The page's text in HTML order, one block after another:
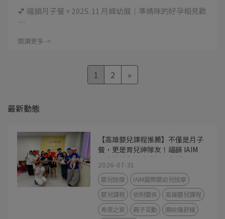
💕 福韻月子餐 × 2025. 11 月婦幼展｜準媽咪的好孕相見歡
⋯
閱讀更多 ->
1 2 »
最新動態
【高雄嬰兒課程推薦】不僅是月子
餐，更是育兒神隊友！福韻 IAIM
國際嬰幼兒按摩講師親自授課，用
撫觸建立最美依附關係
2026-07-31
嬰兒按摩
IAIM國際嬰幼兒按摩
嬰兒課程
依附關係
高雄嬰兒課程
希恩之家
親子互動 腸絞痛舒緩